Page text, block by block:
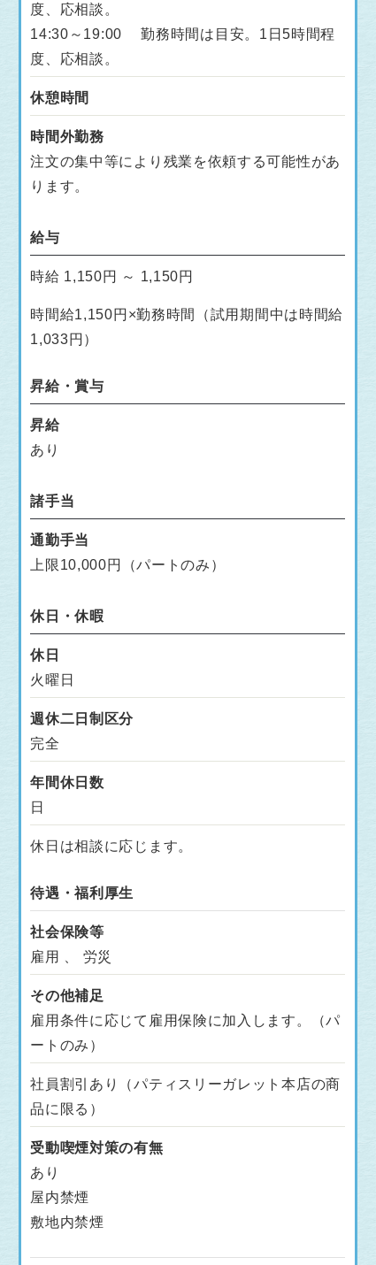
度、応相談。
14:30～19:00 勤務時間は目安。1日5時間程
度、応相談。
休憩時間
時間外勤務
注文の集中等により残業を依頼する可能性があ
ります。
給与
時給 1,150円 ～ 1,150円
時間給1,150円×勤務時間（試用期間中は時間給
1,033円）
昇給・賞与
昇給
あり
諸手当
通勤手当
上限10,000円（パートのみ）
休日・休暇
休日
火曜日
週休二日制区分
完全
年間休日数
日
休日は相談に応じます。
待遇・福利厚生
社会保険等
雇用 、 労災
その他補足
雇用条件に応じて雇用保険に加入します。（パ
ートのみ）
社員割引あり（パティスリーガレット本店の商
品に限る）
受動喫煙対策の有無
あり
屋内禁煙
敷地内禁煙